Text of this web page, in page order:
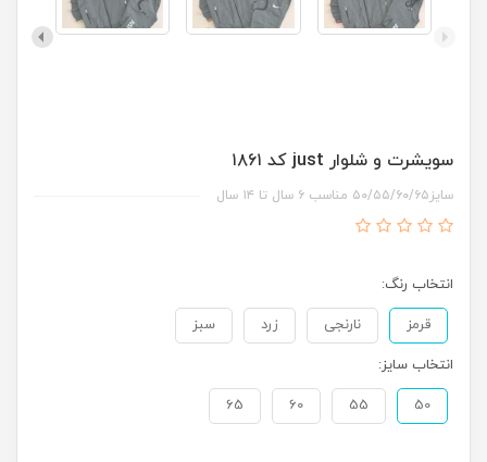
سویشرت و شلوار just کد ۱۸۶۱
سایز۵۰/۵۵/۶۰/۶۵ مناسب ۶ سال تا ۱۴ سال
انتخاب رنگ:
قرمز نارنجی زرد سبز
انتخاب سایز:
50
55
60
65